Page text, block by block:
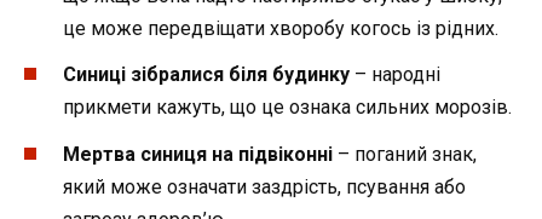
це може передвіщати хворобу когось із рідних.
Синиці зібралися біля будинку – народні
прикмети кажуть, що це ознака сильних морозів.
Мертва синиця на підвіконні – поганий знак,
який може означати заздрість, псування або